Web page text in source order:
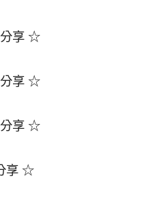
分享 ☆
分享 ☆
分享 ☆
享 ☆